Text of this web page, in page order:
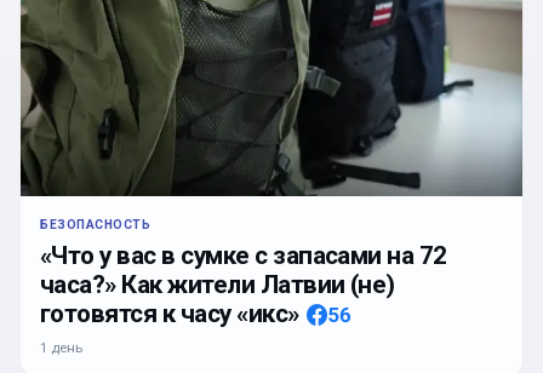
БЕЗОПАСНОСТЬ
«Что у вас в сумке с запасами на 72
часа?» Как жители Латвии (не)
готовятся к часу «икс»
56
1 день